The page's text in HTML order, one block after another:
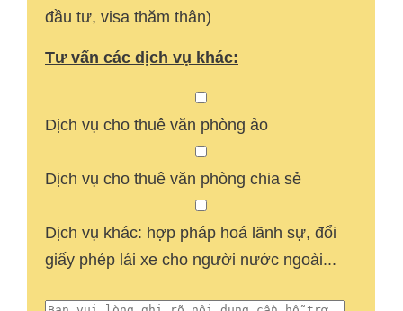
đầu tư, visa thăm thân)
Tư vấn các dịch vụ khác:
Dịch vụ cho thuê văn phòng ảo
Dịch vụ cho thuê văn phòng chia sẻ
Dịch vụ khác: hợp pháp hoá lãnh sự, đổi
giấy phép lái xe cho người nước ngoài...